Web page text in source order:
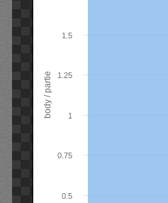
body / partie
0.5
0.75
1
1.25
1.5